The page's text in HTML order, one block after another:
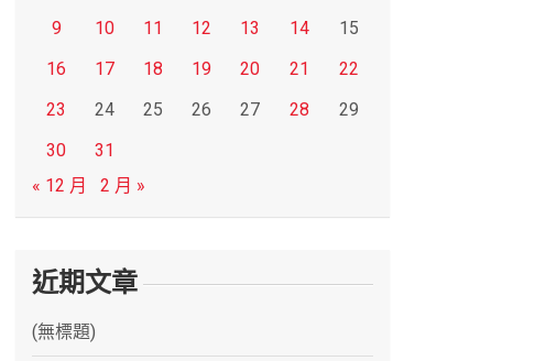
9
10 11 12 13 14
15
16
17 18 19 20 21
22
23
24 25 26 27 28
29
30
31
« 12 月
2 月 »
近期文章
(無標題)